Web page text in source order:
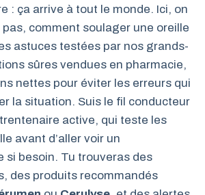
: ça arrive à tout le monde. Ici, on
pas, comment soulager une oreille
astuces testées par nos grands-
sûres vendues en pharmacie,
nettes pour éviter les erreurs qui
la situation. Suis le fil conducteur
active, qui teste les
avant d’aller voir un
si besoin. Tu trouveras des
des produits recommandés